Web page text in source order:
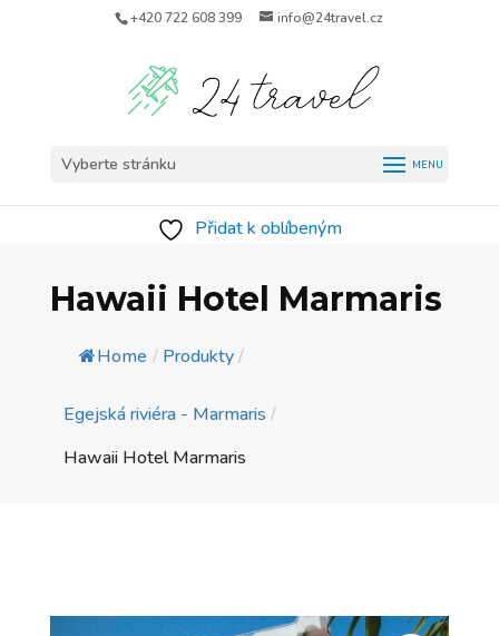
+420 722 608 399 info@24travel.cz
Vyberte stránku
Přidat k oblíbeným
Hawaii Hotel Marmaris
Home / Produkty/
Egejská riviéra - Marmaris /
Hawaii Hotel Marmaris